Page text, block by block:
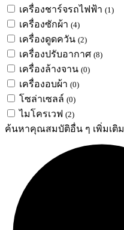
เครื่องชาร์จรถไฟฟ้า (1)
เครื่องซักผ้า (4)
เครื่องดูดควัน (2)
เครื่องปรับอากาศ (8)
เครื่องล้างจาน (0)
เครื่องอบผ้า (0)
โซล่าเซลล์ (0)
ไมโครเวฟ (2)
ค้นหาคุณสมบัติอื่น ๆ เพิ่มเติม